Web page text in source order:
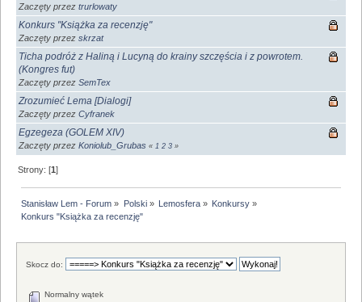
Zaczęty przez trurlowaty
Konkurs "Książka za recenzję"
Zaczęty przez skrzat
Ticha podróż z Haliną i Lucyną do krainy szczęścia i z powrotem.
(Kongres fut)
Zaczęty przez SemTex
Zrozumieć Lema [Dialogi]
Zaczęty przez Cyfranek
Egzegeza (GOLEM XIV)
Zaczęty przez Koniolub_Grubas « 1 2 3 »
Strony: [1]
Stanisław Lem - Forum » Polski» Lemosfera» Konkursy »
Konkurs "Książka za recenzję"
Skocz do:
Normalny wątek